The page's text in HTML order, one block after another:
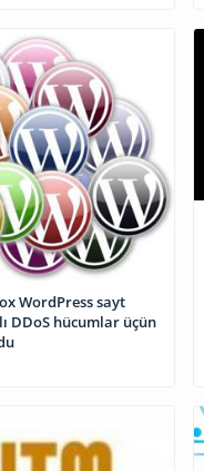
WordPress sayt
DDoS hücumlar üçün